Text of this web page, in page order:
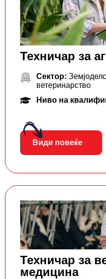
Техничар за
Сектор:
ветеринарство
Ниво на
Види повеќе
Техничар за
медицина